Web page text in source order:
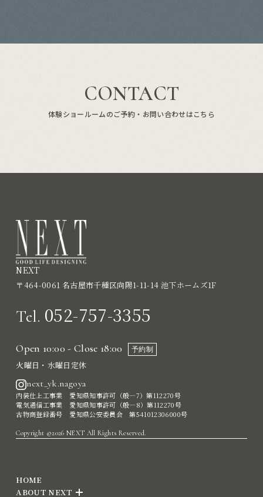
CONTACT
体験ショールームのご予約・お問い合わせはこちら
NEXT
〒464-0061 名古屋市千種区向陽1-11-14 池下ホームズ1F
Tel. 052-757-3355
Open 10:00 - Close 18:00 予約制
火曜日・水曜日定休
next_yk.nagoya
内装仕上工事業 愛知県知事許可（般―7）第112270号
電気通信工事業 愛知県知事許可（般―8）第112270号
古物商登録番号 愛知県公安委員会 第541012306000号
Copyright ©2026 NEXT All Rights Reserved.
HOME
ABOUT NEXT